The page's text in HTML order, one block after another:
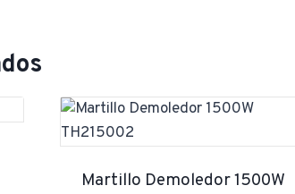
Martillo Demoledor 1500W